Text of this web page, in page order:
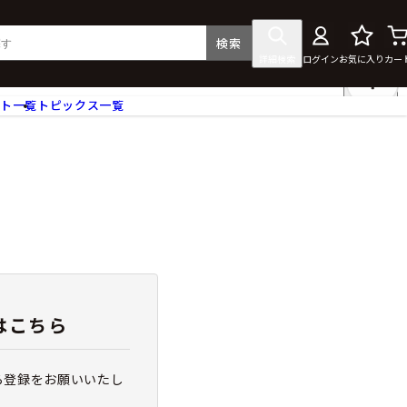
検索
ログインお気に入り カー
その他グッズ
一覧 トピックス一覧
こちら
録をお願いいたし